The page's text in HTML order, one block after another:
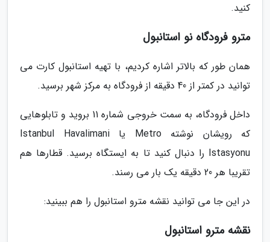
کنید.
مترو فرودگاه نو استانبول
همان طور که بالاتر اشاره کردیم، با تهیه استانبول کارت می
توانید در کمتر از 40 دقیقه از فرودگاه به مرکز شهر برسید.
داخل فرودگاه، به سمت خروجی شماره 11 بروید و تابلوهایی
که رویشان نوشته Metro یا Istanbul Havalimani
Istasyonu را دنبال کنید تا به ایستگاه برسید. قطارها هم
تقریبا هر 20 دقیقه یک بار می رسند.
در این جا می توانید نقشه مترو استانبول را هم ببینید:
نقشه مترو استانبول